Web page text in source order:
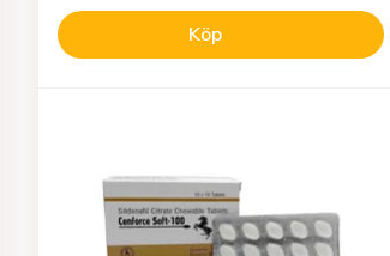
Köp